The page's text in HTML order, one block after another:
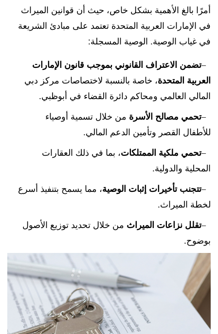
أمرًا بالغ الأهمية بشكل خاص، حيث أن قوانين الميراث
في الإمارات العربية المتحدة تعتمد على مبادئ الشريعة
في غياب الوصية. الوصية المسجلة:
تضمن الاعتراف القانوني بموجب قانون الإمارات
العربية المتحدة، خاصة بالنسبة لاختصاصات مركز دبي
المالي العالمي ومحاكم دائرة القضاء في أبوظبي.
تحمي مصالح الأسرة من خلال تسمية أوصياء
للأطفال القصر وتأمين الدعم المالي.
تحمي ملكية الممتلكات، بما في ذلك العقارات
المحلية والدولية.
تتجنب تأخيرات إثبات الوصية، مما يسمح بتنفيذ أسرع
لخطة الميراث.
تقلل نزاعات الميراث من خلال تحديد توزيع الأصول
بوضوح.